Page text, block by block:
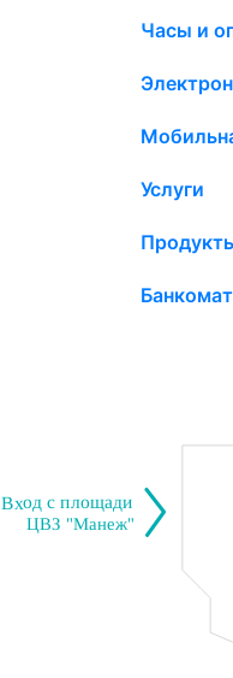
Часы и
Услуги
Вход с площади
ЦВЗ "Манеж"